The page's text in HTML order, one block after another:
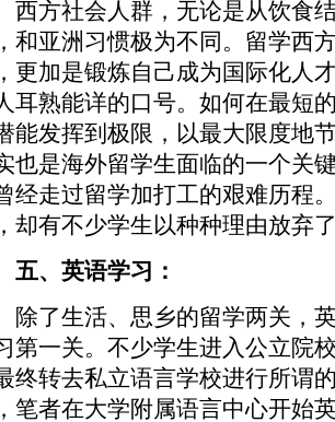
方社会人群，无论是从饮食结
和亚洲习惯极为不同。留学西
更加是锻炼自己成为国际化人
耳熟能详的口号。如何在最短
能发挥到极限，以最大限度地
也是海外留学生面临的一个关
经走过留学加打工的艰难历程
却有不少学生以种种理由放弃
、英语学习：
了生活、思乡的留学两关，英
第一关。不少学生进入公立院
终转去私立语言学校进行所谓
笔者在大学附属语言中心开始